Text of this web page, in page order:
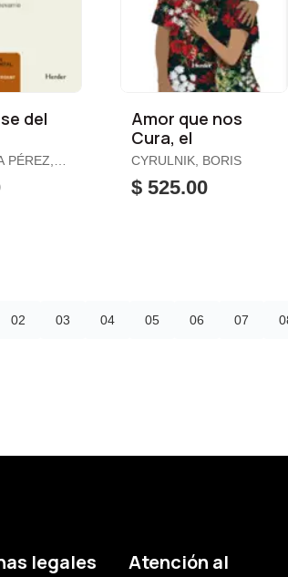
del
PÉREZ,
Amor que nos
Cura, el
CYRULNIK, BORIS
$ 525.00
02 03 04 05 06 07
legales
Atención al